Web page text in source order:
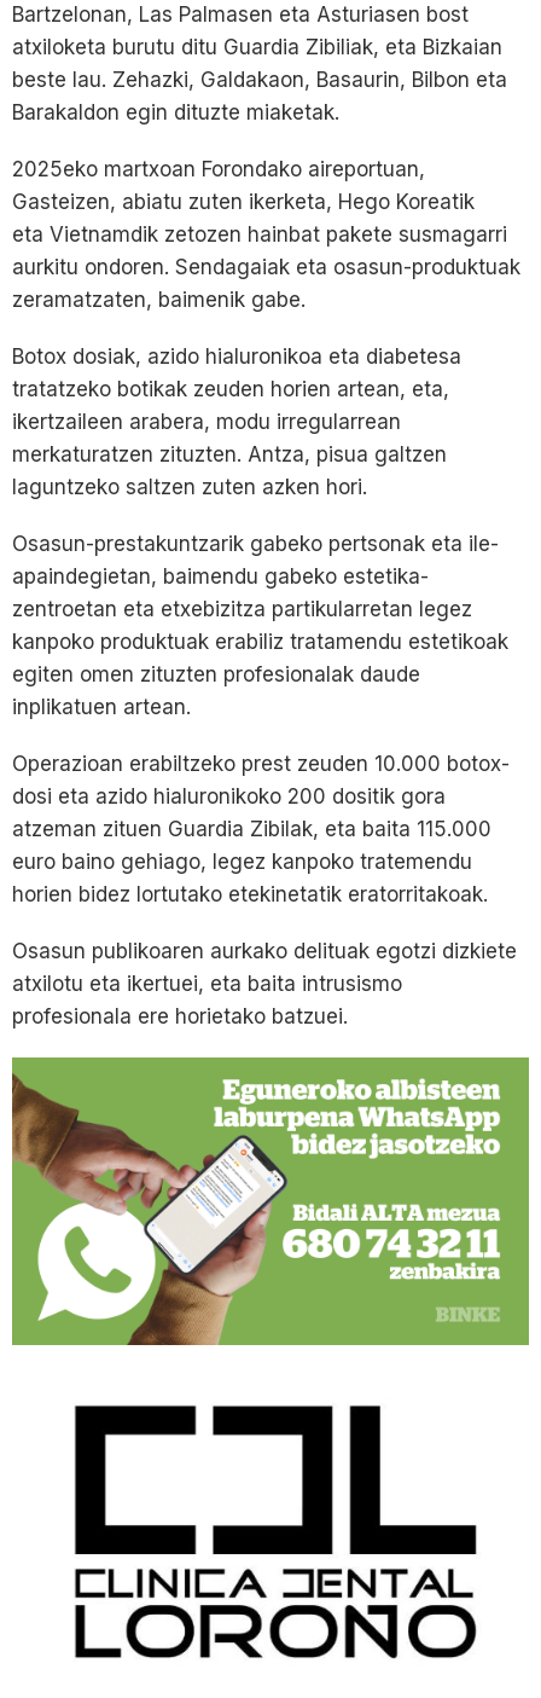
Bartzelonan, Las Palmasen eta Asturiasen bost
atxiloketa burutu ditu Guardia Zibiliak, eta Bizkaian
beste lau. Zehazki, Galdakaon, Basaurin, Bilbon eta
Barakaldon egin dituzte miaketak.
2025eko martxoan Forondako aireportuan,
Gasteizen, abiatu zuten ikerketa, Hego Koreatik
eta Vietnamdik zetozen hainbat pakete susmagarri
aurkitu ondoren. Sendagaiak eta osasun-produktuak
zeramatzaten, baimenik gabe.
Botox dosiak, azido hialuronikoa eta diabetesa
tratatzeko botikak zeuden horien artean, eta,
ikertzaileen arabera, modu irregularrean
merkaturatzen zituzten. Antza, pisua galtzen
laguntzeko saltzen zuten azken hori.
Osasun-prestakuntzarik gabeko pertsonak eta ile-
apaindegietan, baimendu gabeko estetika-
zentroetan eta etxebizitza partikularretan legez
kanpoko produktuak erabiliz tratamendu estetikoak
egiten omen zituzten profesionalak daude
inplikatuen artean.
Operazioan erabiltzeko prest zeuden 10.000 botox-
dosi eta azido hialuronikoko 200 dositik gora
atzeman zituen Guardia Zibilak, eta baita 115.000
euro baino gehiago, legez kanpoko tratemendu
horien bidez lortutako etekinetatik eratorritakoak.
Osasun publikoaren aurkako delituak egotzi dizkiete
atxilotu eta ikertuei, eta baita intrusismo
profesionala ere horietako batzuei.